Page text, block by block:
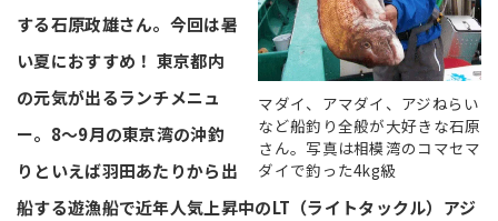
マダイ、アマダイ、アジねらい
など船釣り全般が大好きな石原
さん。写真は相模湾のコマセマ
ダイで釣った4kg級
する石原政雄さん。今回は暑
い夏におすすめ！ 東京都内
の元気が出るランチメニュ
ー。8～9月の東京湾の沖釣
りといえば羽田あたりから出
船する遊漁船で近年人気上昇中のLT（ライトタックル）アジ